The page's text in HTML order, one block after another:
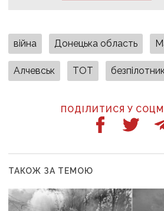
війна Донецька область
Алчевськ ТОТ
ПОДІЛИТИСЯ У
ТАКОЖ ЗА ТЕМОЮ